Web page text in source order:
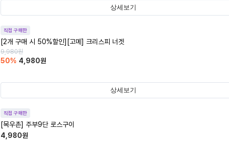
상세보기
직접 구매한
[2개 구매 시 50%할인][고메] 크리스피 너겟
9,980원
50% 4,980원
상세보기
직접 구매한
[목우촌] 주부9단 로스구이
4,980원